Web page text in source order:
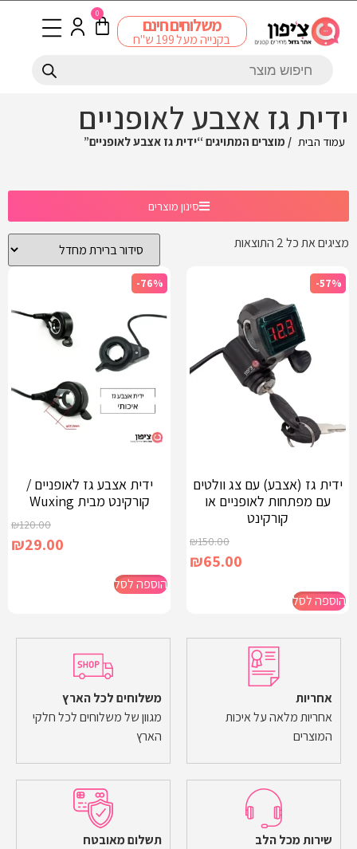
משלוחים חינם
בקנייה מעל 199 ש"ח
0
ידית גז אצבע לאופניים
עמוד הבית / מוצרים המתויגים “ידית גז אצבע לאופניים”
סינון מוצרים
מציגים את כל ⁦2⁩ התוצאות
-57%
ידית גז (אצבע) עם צג וולטים
עם מפתחות לאופניים או
קורקינט
₪150.00
₪65.00
הוספה לסל
-76%
ידית אצבע גז לאופניים /
קורקינט מבית Wuxing
₪120.00
₪29.00
הוספה לסל
אחריות
אחריות מלאה על איכות
המוצרים
משלוחים לכל הארץ
מגוון של משלוחים לכל חלקי
הארץ
שירות מכל הלב
תשלום מאובטח